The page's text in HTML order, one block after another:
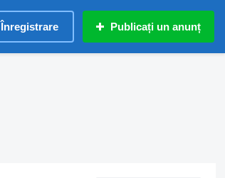
Publicați un anunț